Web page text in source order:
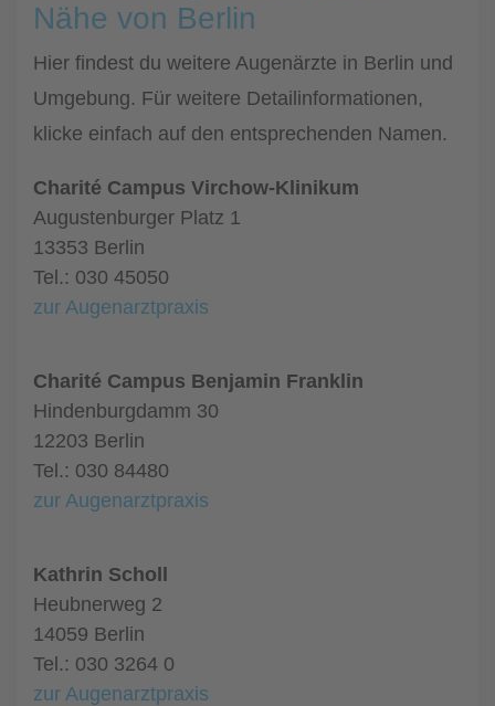
Nähe von Berlin
Hier findest du weitere Augenärzte in Berlin und
Umgebung. Für weitere Detailinformationen,
klicke einfach auf den entsprechenden Namen.
Charité Campus Virchow-Klinikum
Augustenburger Platz 1
13353 Berlin
Tel.: 030 45050
zur Augenarztpraxis
Charité Campus Benjamin Franklin
Hindenburgdamm 30
12203 Berlin
Tel.: 030 84480
zur Augenarztpraxis
Kathrin Scholl
Heubnerweg 2
14059 Berlin
Tel.: 030 3264 0
zur Augenarztpraxis